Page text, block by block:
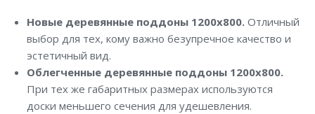
Новые деревянные поддоны 1200х800.Отличный
выбор для тех, кому важно безупречное качество и
эстетичный вид.
Облегченные деревянные поддоны 1200х800.
При тех же габаритных размерах используются
доски меньшего сечения для удешевления.